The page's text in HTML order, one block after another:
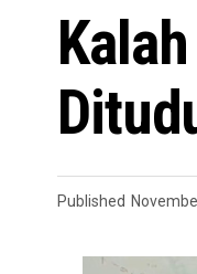
Published